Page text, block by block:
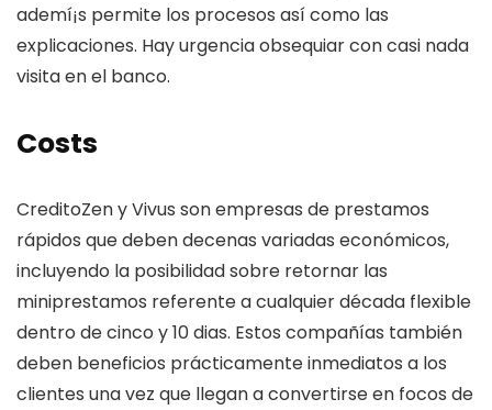
ademí¡s permite los procesos así­ como las
explicaciones. Hay urgencia obsequiar con casi nada
visita en el banco.
Costs
CreditoZen y Vivus son empresas de prestamos
rápidos que deben decenas variadas económicos,
incluyendo la posibilidad sobre retornar las
miniprestamos referente a cualquier década flexible
dentro de cinco y 10 dias. Estos compañías también
deben beneficios prácticamente inmediatos a los
clientes una vez que llegan a convertirse en focos de